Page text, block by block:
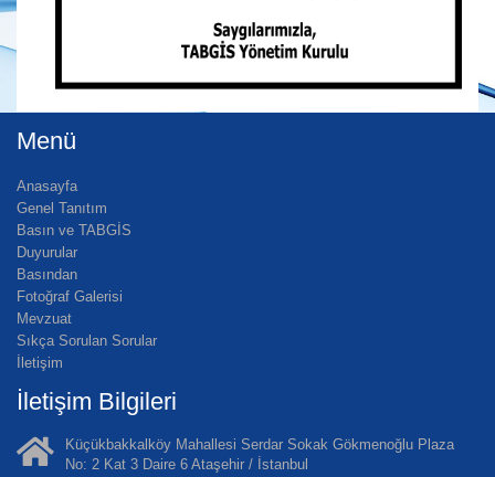
Menü
Anasayfa
Genel Tanıtım
Basın ve TABGİS
Duyurular
Basından
Fotoğraf Galerisi
Mevzuat
Sıkça Sorulan Sorular
İletişim
İletişim Bilgileri
Küçükbakkalköy Mahallesi Serdar Sokak Gökmenoğlu Plaza
No: 2 Kat 3 Daire 6 Ataşehir / İstanbul